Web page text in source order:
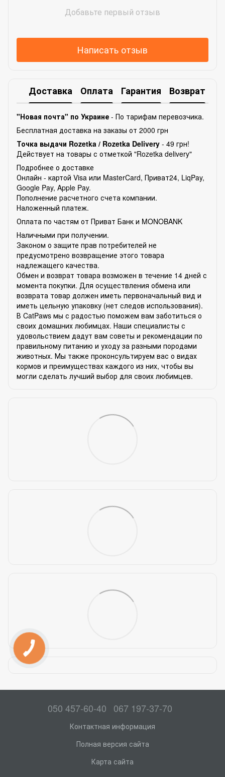
Добавьте первый отзыв
Написать отзыв
Доставка Оплата Гарантия Возврат
"Новая почта" по Украине - По тарифам перевозчика.
Бесплатная доставка на заказы от 2000 грн
Точка выдачи Rozetka / Rozetka Delivery - 49 грн!
Действует на товары с отметкой "Rozetka delivery"
Подробнее о доставке
Онлайн - картой Visa или MasterCard, Приват24, LiqPay,
Google Pay, Apple Pay.
Пополнение расчетного счета компании.
Наложенный платеж.
Оплата по частям от Приват Банк и MONOBANK
Наличными при получении.
Законом о защите прав потребителей не
предусмотрено возвращение этого товара
надлежащего качества.
Обмен и возврат товара возможен в течение 14 дней с
момента покупки. Для осуществления обмена или
возврата товар должен иметь первоначальный вид и
иметь цельную упаковку (нет следов использования).
В CatPaws мы с радостью поможем вам заботиться о
своих домашних любимцах. Наши специалисты с
удовольствием дадут вам советы и рекомендации по
правильному питанию и уходу за разными породами
животных. Мы также проконсультируем вас о видах
кормов и преимуществах каждого из них, чтобы вы
могли сделать лучший выбор для своих любимцев.
050 457-60-40 067 197-37-70
Контактная информация
Полная версия сайта
Карта сайта